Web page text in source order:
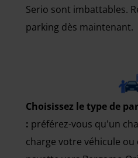
Serio sont imbattables.
parking dès maintenant.
Choisissez le type de
: préférez-vous qu'un
charge votre véhicule